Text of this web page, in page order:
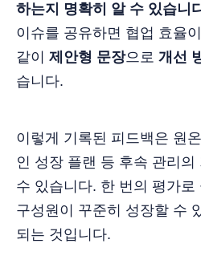
하는지 명확히 알 수 있습니
이슈를 공유하면 협업 효율
같이 제안형 문장으로 개선
습니다.
이렇게 기록된 피드백은 원
인 성장 플랜 등 후속 관리의
수 있습니다. 한 번의 평가로
구성원이 꾸준히 성장할 수
되는 것입니다.